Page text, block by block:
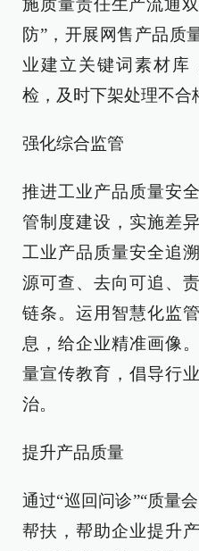
施质量责任生产流通
防”，开展网售产品质
业建立关键词素材库
检，及时下架处理不合
强化综合监管
推进工业产品质量安
管制度建设，实施差
工业产品质量安全追
源可查、去向可追、
链条。运用智慧化监
息，给企业精准画像
量宣传教育，倡导行
治。
提升产品质量
通过“巡回问诊”“质量
帮扶，帮助企业提升